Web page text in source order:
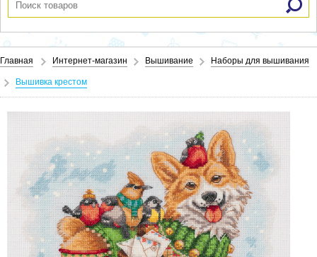
Главная Интернет-магазин Вышивание Наборы для вышивания
Вышивка крестом